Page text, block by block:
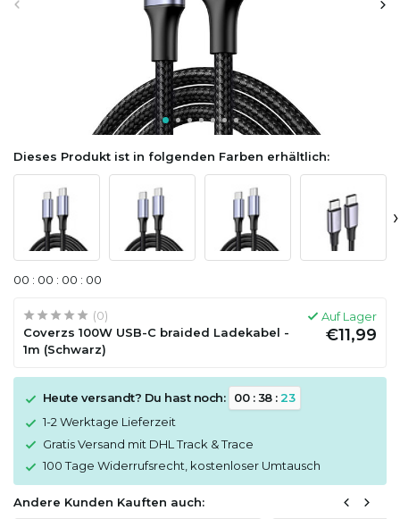
Dieses Produkt ist in folgenden Farben erhältlich:
›
00 : 00 : 00 : 00
(0)
Coverzs 100W USB-C braided Ladekabel -
1m (Schwarz)
Auf Lager
€11,99
Heute versandt? Du hast noch: 00:38: 23
1-2 Werktage Lieferzeit
Gratis Versand mit DHL Track & Trace
100 Tage Widerrufsrecht, kostenloser Umtausch
Andere Kunden Kauften auch: